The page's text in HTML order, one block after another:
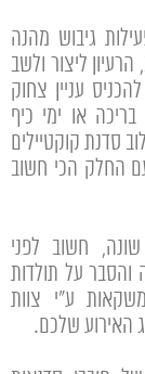
גיבוש מהנה
ליצור ולשב
עניין צחוק
או ימי כיף
סדנת קוקטיילים
עם החלק הכי חשוב
חשוב לפני
והסבר על תולדות
ע"י צוות
האירוע שלכם.